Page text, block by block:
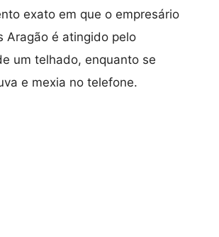
exato em que o empresário
Aragão é atingido pelo
um telhado, enquanto se
e mexia no telefone.